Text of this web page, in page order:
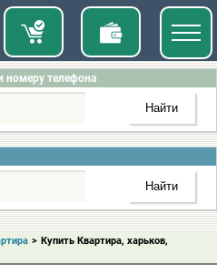
номеру телефона
> Купить Квартира, харьков,